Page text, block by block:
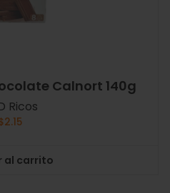
Calnort 140g
Ricos
2.15
al carrito